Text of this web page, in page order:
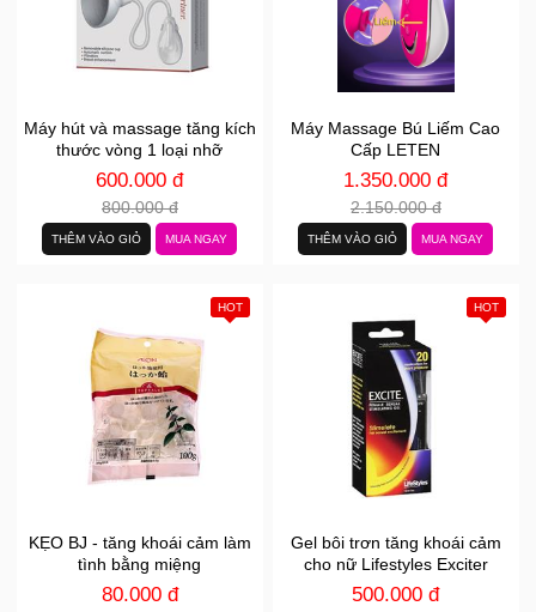
Máy hút và massage tăng kích
thước vòng 1 loại nhỡ
600.000 đ
800.000 đ
THÊM VÀO GIỎ MUA NGAY
Máy Massage Bú Liếm Cao
Cấp LETEN
1.350.000 đ
2.150.000 đ
THÊM VÀO GIỎ MUA NGAY
HOT
KẸO BJ - tăng khoái cảm làm
tình bằng miệng
80.000 đ
HOT
Gel bôi trơn tăng khoái cảm
cho nữ Lifestyles Exciter
500.000 đ